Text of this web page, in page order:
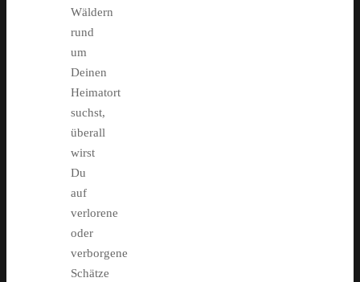
Wäldern
rund
um
Deinen
Heimatort
suchst,
überall
wirst
Du
auf
verlorene
oder
verborgene
Schätze